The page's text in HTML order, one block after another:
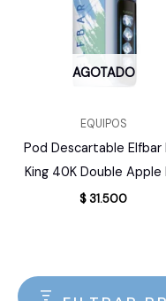
AGOTADO
EQUIPOS
Pod Descartable Elfbar
King 40K Double Apple
$ 31.500